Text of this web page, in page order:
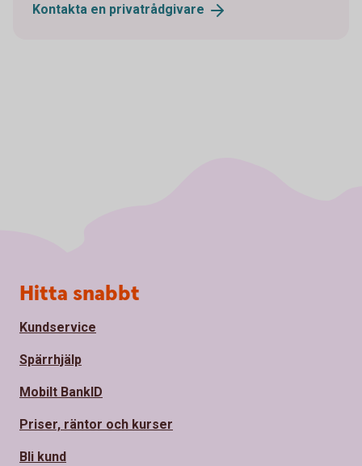
Kontakta en privatrådgivare
Sidfot
Hitta snabbt
Kundservice
Spärrhjälp
Mobilt BankID
Priser, räntor och kurser
Bli kund